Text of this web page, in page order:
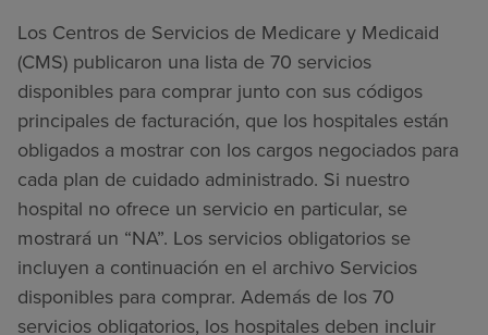
Los Centros de Servicios de Medicare y Medicaid
(CMS) publicaron una lista de 70 servicios
disponibles para comprar junto con sus códigos
principales de facturación, que los hospitales están
obligados a mostrar con los cargos negociados para
cada plan de cuidado administrado. Si nuestro
hospital no ofrece un servicio en particular, se
mostrará un “NA”. Los servicios obligatorios se
incluyen a continuación en el archivo Servicios
disponibles para comprar. Además de los 70
servicios obligatorios, los hospitales deben incluir